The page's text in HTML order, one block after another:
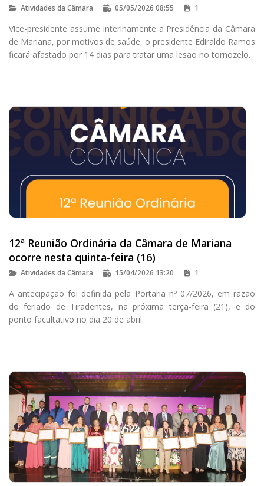
Atividades da Câmara 05/05/2026 08:55 1
Vice-presidente assume interinamente a Presidência da Câmara
de Mariana, por motivos de saúde, o presidente Ediraldo Ramos
ficará afastado por 14 dias para tratar uma lesão no tornozelo.
12ª Reunião Ordinária da Câmara de Mariana
ocorre nesta quinta-feira (16)
Atividades da Câmara 15/04/2026 13:20 1
A antecipação foi definida pela Portaria nº 07/2026, em razão
do feriado de Tiradentes, na próxima terça-feira (21), e do
ponto facultativo no dia 20 de abril.